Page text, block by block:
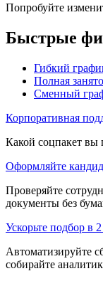
Попробуйте
Быстрые
Гибкий
Полная
Сменный
Корпоративная
Какой соцпакет вы
Оформляйте
Проверяйте
документы без
Ускорьте подбор в
Автоматизируйте
собирайте